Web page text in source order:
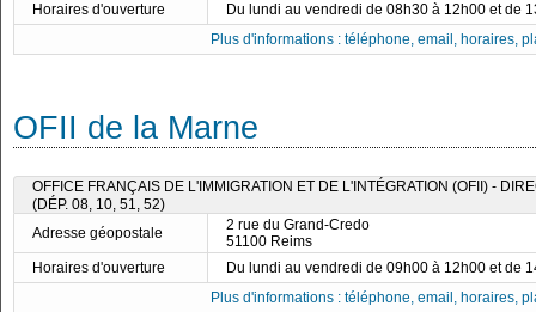
Horaires d'ouverture
Du lundi au vendredi de 08h30 à 12h00 et de
Plus d'informations : téléphone, email, horaires,
OFII de la Marne
OFFICE FRANÇAIS DE L'IMMIGRATION ET DE L'INTÉGRATION (OFII) -
(DÉP. 08, 10, 51, 52)
Adresse géopostale
2 rue du Grand-Credo
51100 Reims
Horaires d'ouverture
Du lundi au vendredi de 09h00 à 12h00 et de
Plus d'informations : téléphone, email, horaires,